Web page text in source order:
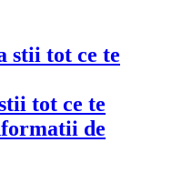
tot ce te
de